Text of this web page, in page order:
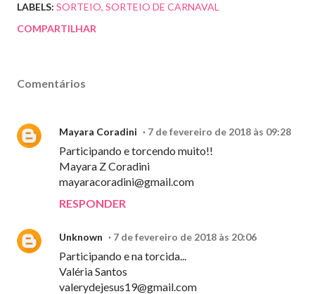
LABELS: SORTEIO SORTEIO DE CARNAVAL
COMPARTILHAR
Comentários
Mayara Coradini 7 de fevereiro de 2018 às 09:28
Participando e torcendo muito!!
Mayara Z Coradini
mayaracoradini@gmail.com
RESPONDER
Unknown 7 de fevereiro de 2018 às 20:06
Participando e na torcida...
Valéria Santos
valerydejesus19@gmail.com